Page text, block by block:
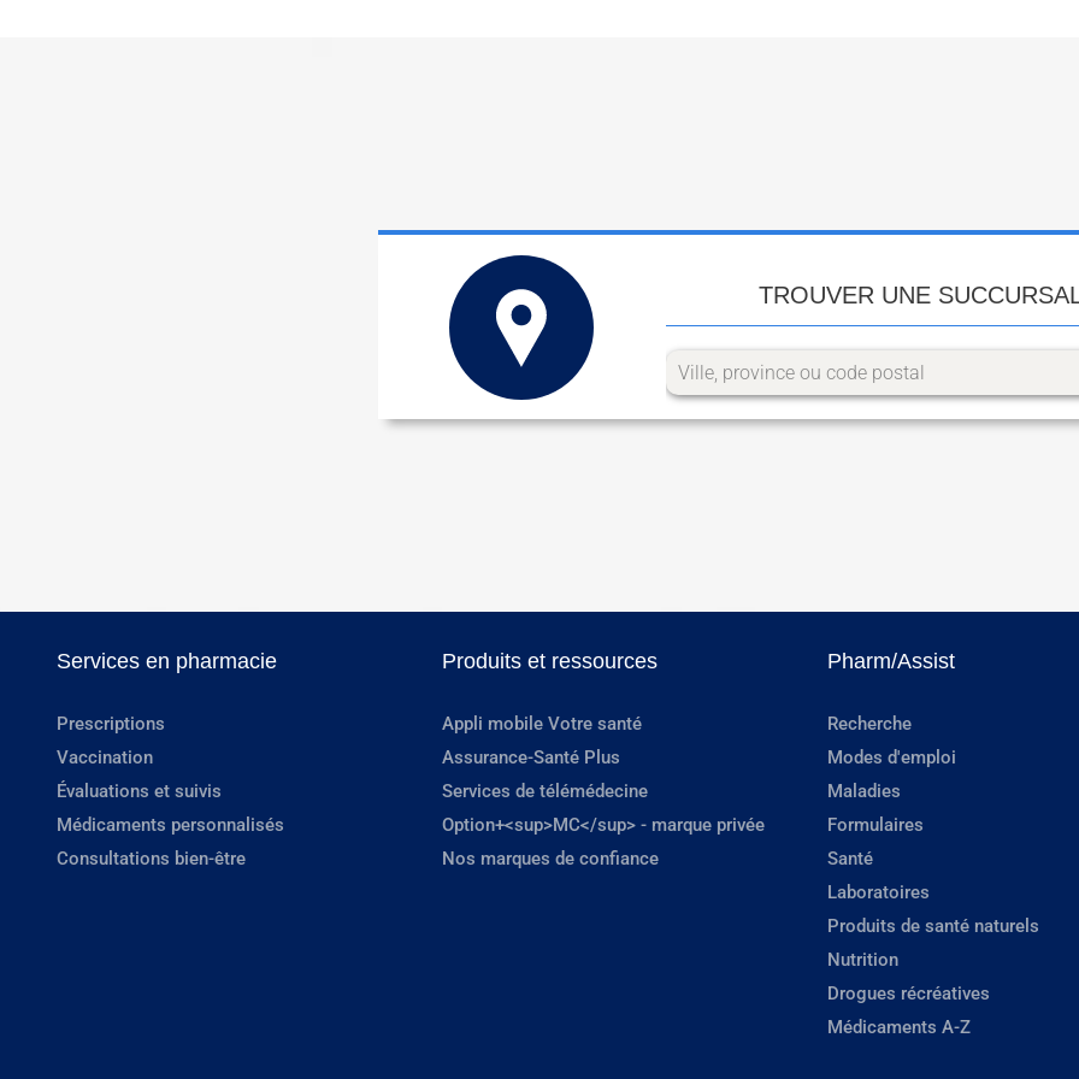
TROUVER UNE
Services en pharmacie
Prescriptions
Vaccination
Évaluations et suivis
Médicaments personnalisés
Consultations bien-être
Produits et ressources
Appli mobile Votre santé
Assurance-Santé Plus
Services de télémédecine
Option+<sup>MC</sup> - marque privée
Nos marques de confiance
Pharm/Assist
Recherche
Modes d'emploi
Maladies
Formulaires
Santé
Laboratoires
Produits de santé naturels
Nutrition
Drogues récréatives
Médicaments A-Z